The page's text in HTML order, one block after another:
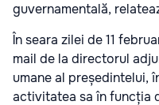
guvernamentală,
În seara zilei de 11
mail de la directorul
umane al președintelui,
activitatea sa în funcția